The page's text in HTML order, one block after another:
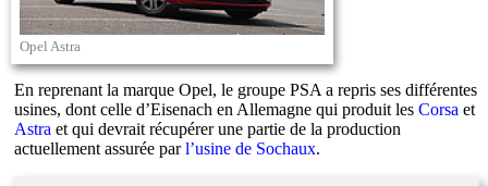
Opel Astra
En reprenant la marque Opel, le groupe PSA a repris ses différentes
usines, dont celle d’Eisenach en Allemagne qui produit lesCorsa et
Astra et qui devrait récupérer une partie de la production
actuellement assurée parl’usine de Sochaux.